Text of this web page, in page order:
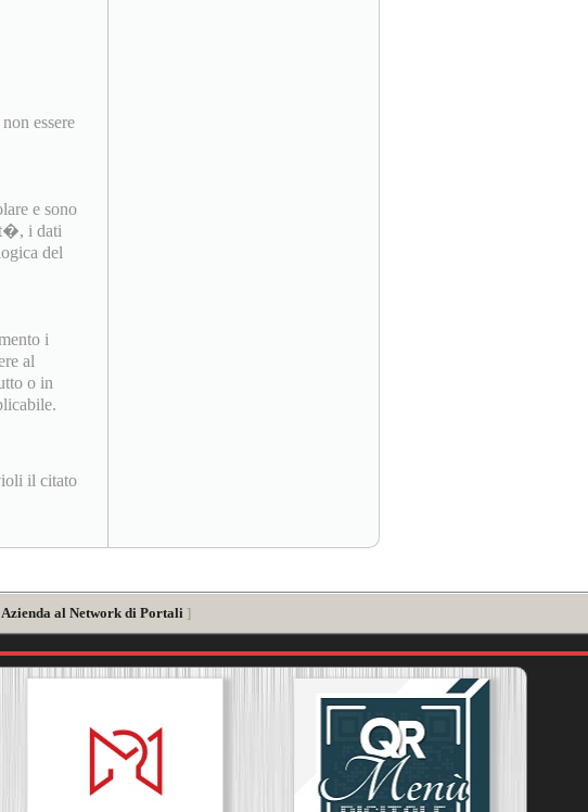
essere
e sono
i dati
del
i
al
o in
il citato
al Network di Portali ]